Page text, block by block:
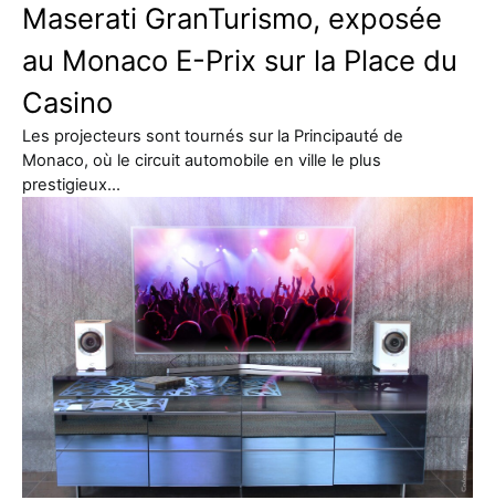
Maserati GranTurismo, exposée
au Monaco E-Prix sur la Place du
Casino
Les projecteurs sont tournés sur la Principauté de
Monaco, où le circuit automobile en ville le plus
prestigieux…